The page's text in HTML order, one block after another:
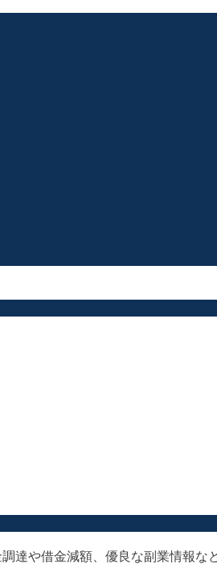
達や借金減額、優良な副業情報な